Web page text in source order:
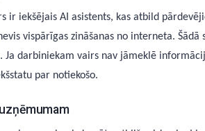
ir iekšējais AI asistents, kas atbild
vispārīgas zināšanas no interneta.
Ja darbiniekam vairs nav jāmeklē
par notiekošo.